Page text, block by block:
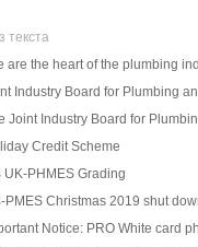
текста
are the heart of the plumbing
Industry Board for Plumbing
Joint Industry Board for
Credit Scheme
UK-PHMES Grading
PMES Christmas 2019 shut
Notice: PRO White card